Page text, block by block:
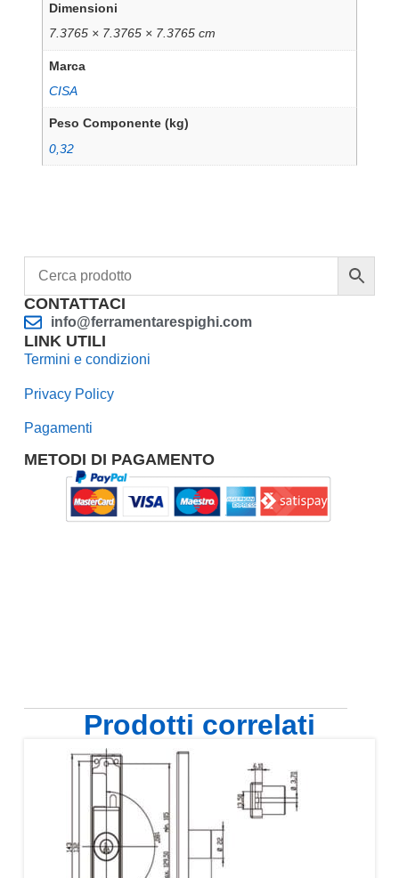
Dimensioni
7.3765 × 7.3765 × 7.3765 cm
Marca
CISA
Peso Componente (kg)
0,32
CONTATTACI
info@ferramentarespighi.com
LINK UTILI
Termini e condizioni
Privacy Policy
Pagamenti
METODI DI PAGAMENTO
Prodotti correlati